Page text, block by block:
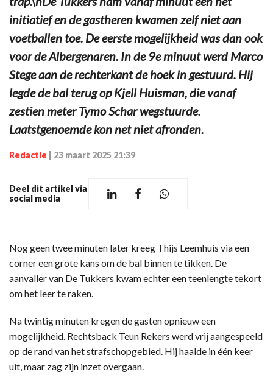
initiatief en de gastheren kwamen zelf niet aan
voetballen toe. De eerste mogelijkheid was dan ook
voor de Albergenaren. In de 9e minuut werd Marco
Stege aan de rechterkant de hoek in gestuurd. Hij
legde de bal terug op Kjell Huisman, die vanaf
zestien meter Tymo Schar wegstuurde.
Laatstgenoemde kon net niet afronden.
Redactie 23 maart 2025 21:39
Deel dit artikel via
social media
Nog geen twee minuten later kreeg Thijs Leemhuis via een
corner een grote kans om de bal binnen te tikken. De
aanvaller van De Tukkers kwam echter een teenlengte tekort
om het leer te raken.
Na twintig minuten kregen de gasten opnieuw een
mogelijkheid. Rechtsback Teun Rekers werd vrij aangespeeld
op de rand van het strafschopgebied. Hij haalde in één keer
uit, maar zag zijn inzet overgaan.